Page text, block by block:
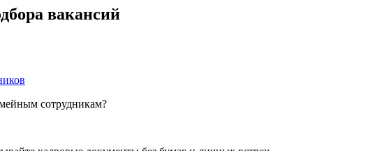
вакансий
сотрудникам?